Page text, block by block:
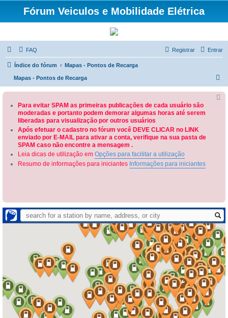
Fórum Veiculos e Mobilidade Elétrica
FAQ Entrar
Registrar
Índice do fórum Mapas - Pontos de Recarga
Mapas - Pontos de Recarga
Para evitar SPAM as primeiras publicações de cada usuário são
moderadas e portanto podem demorar algumas horas até serem
liberadas para visualização por outros usuários
Após efetuar o cadastro no fórum você DEVE CLICAR no LINK
enviado por E-MAIL para ativar a conta, verifique na sua pasta de
SPAM caso não encontre a mensagem .
Leia dicas de utilização em Opções para facilitar a utilização
Resumo de informações para iniciantes Informações para iniciantes